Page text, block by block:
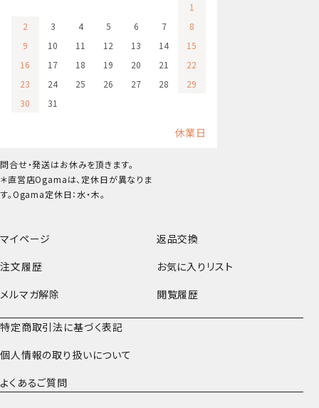
マイページ
返品交換
注文履歴
お気に入りリスト
メルマガ解除
閲覧履歴
特定商取引法に基づく表記
個人情報の取り扱いについて
よくあるご質問
1
2
3 4 5 6 7
8
9
10 11 12 13 14
15
16
17 18 19 20 21
22
23
24 25 26 27 28
29
30
31
休業日
問合せ・発送はお休みを頂きます。
＊直営店Ogamaは、定休日が異なりま
す。Ogama定休日：水・木。